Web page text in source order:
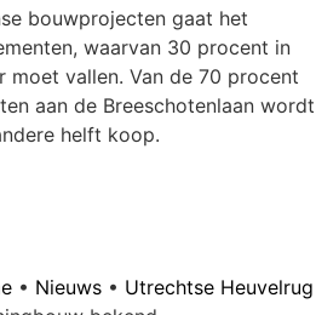
bouwprojecten gaat het
waarvan 30 procent in
moet vallen. Van de 70 procent
aan de Breeschotenlaan wordt
helft koop.
• Nieuws • Utrechtse Heuvelrug